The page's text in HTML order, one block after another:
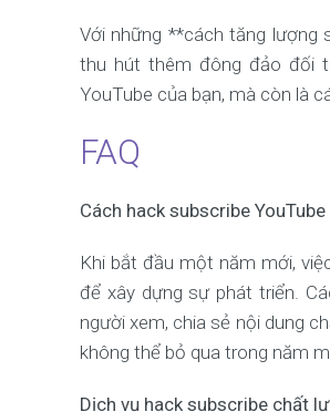
Với những **cách tăng lượng
thu hút thêm đông đảo đối
YouTube của bạn, mà còn là
FAQ
Cách hack subscribe
Khi bắt đầu một năm mới,
để xây dựng sự phát triển.
người xem, chia sẻ nội dung
không thể bỏ qua trong năm
Dịch vụ hack subscribe chất